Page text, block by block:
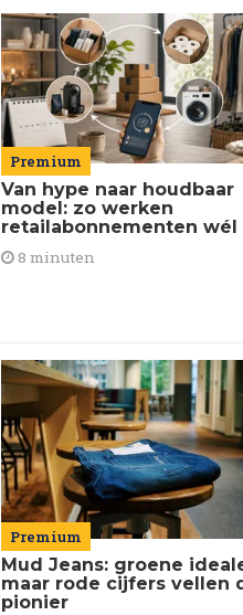
Premium
Van hype naar houdbaar
model: zo werken
retailabonnementen wél
8 minuten
Premium
Mud Jeans: groene
maar rode cijfers vellen
pionier